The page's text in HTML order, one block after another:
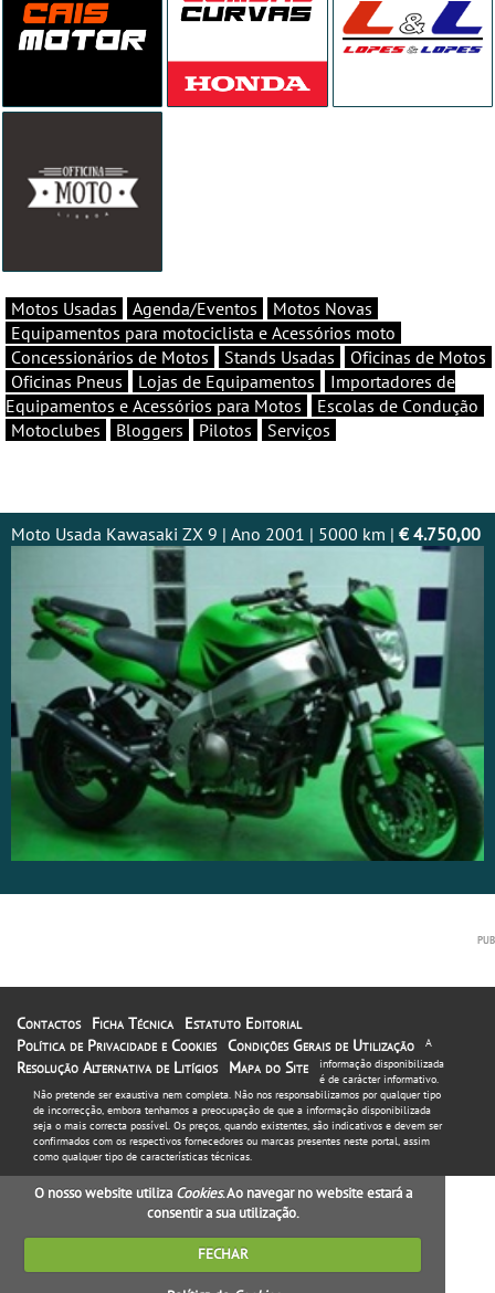
Motos Usadas Agenda/Eventos
Motos Novas
Equipamentos para motociclista e Acessórios moto
Concessionários de Motos
Stands Usadas
Oficinas de Motos
Oficinas Pneus
Lojas de Equipamentos
Importadores de
Equipamentos e Acessórios para Motos
Escolas de Condução
Motoclubes
Bloggers Pilotos Serviços
Moto Usada Kawasaki ZX 9 | Ano 2001 | 5000 km | € 4.750,00
Contactos Ficha Técnica
Estatuto Editorial
Política de Privacidade e Cookies Condições Gerais de Utilização
Resolução Alternativa de Litígios
Mapa do Site
A
informação disponibilizada
é de carácter informativo.
Não pretende ser exaustiva nem completa. Não nos responsabilizamos por qualquer tipo
de incorrecção, embora tenhamos a preocupação de que a informação disponibilizada
seja o mais correcta possível. Os preços, quando existentes, são indicativos e devem ser
confirmados com os respectivos fornecedores ou marcas presentes neste portal, assim
como qualquer tipo de características técnicas.
O nosso website utiliza Cookies. Ao navegar no website estará a
consentir a sua utilização.
FECHAR